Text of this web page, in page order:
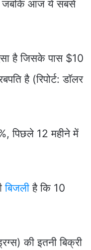
जबकि आज ये सबसे
है जिसके पास $10
है (रिपोर्ट: डाॅलर
पिछले 12 महीने में
बिजली है कि 10
की इतनी बिक्री